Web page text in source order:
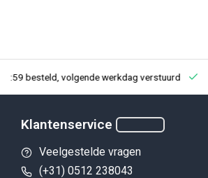
besteld, volgende werkdag verstuurd
Klantenservice
Veelgestelde vragen
(+31) 0512 238043